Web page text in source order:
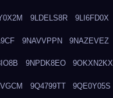
9LDELS8R 9LI6FD0X
9NAVVPPN 9NAZEVEZ
9NPDK8EO 9OKXN2KX
9Q4799TT 9QE0Y05S